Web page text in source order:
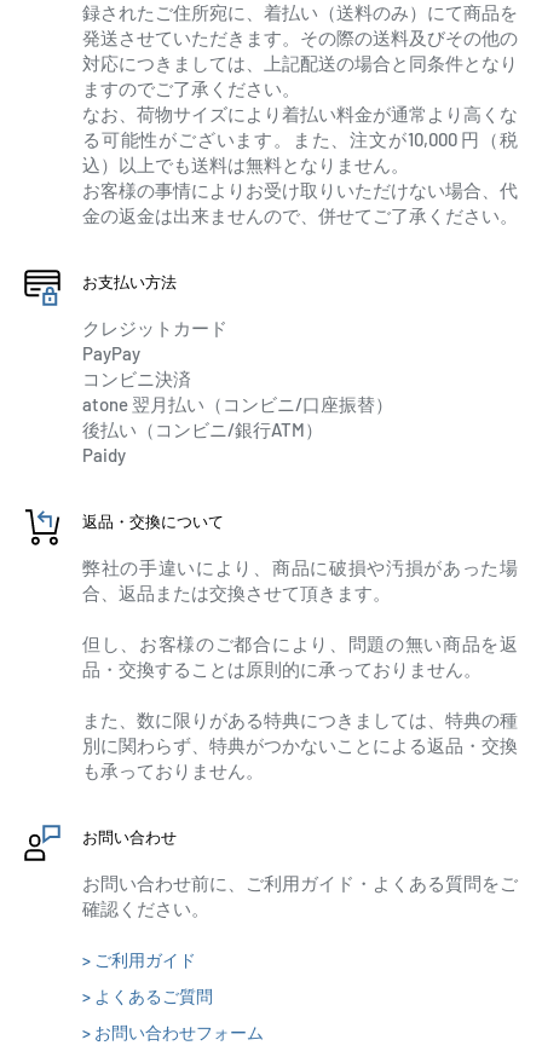
録されたご住所宛に、着払い（送料のみ）にて商品を
発送させていただきます。その際の送料及びその他の
対応につきましては、上記配送の場合と同条件となり
ますのでご了承ください。
なお、荷物サイズにより着払い料金が通常より高くな
る可能性がございます。また、注文が10,000 円（税
込）以上でも送料は無料となりません。
お客様の事情によりお受け取りいただけない場合、代
金の返金は出来ませんので、併せてご了承ください。
お支払い方法
クレジットカード
PayPay
コンビニ決済
atone 翌月払い（コンビニ/口座振替）
後払い（コンビニ/銀行ATM）
Paidy
返品・交換について
弊社の手違いにより、商品に破損や汚損があった場
合、返品または交換させて頂きます。
但し、お客様のご都合により、問題の無い商品を返
品・交換することは原則的に承っておりません。
また、数に限りがある特典につきましては、特典の種
別に関わらず、特典がつかないことによる返品・交換
も承っておりません。
お問い合わせ
お問い合わせ前に、ご利用ガイド・よくある質問をご
確認ください。
> ご利用ガイド
> よくあるご質問
> お問い合わせフォーム